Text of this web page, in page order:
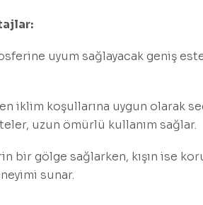
uyum sağlayacak geniş
iklim koşullarına uygun olarak
uzun ömürlü kullanım sağlar.
bir gölge sağlarken, kışın ise
sunar.